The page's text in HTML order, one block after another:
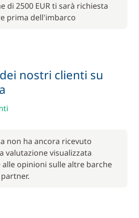
Incluso nel prezzo
750,00 €
inclusi)
di 2500 EUR ti sarà richiesta
prima dell'imbarco
nostri clienti su
non ha ancora ricevuto
valutazione visualizzata
opinioni sulle altre barche